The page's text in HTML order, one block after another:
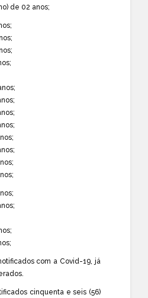
de 02 anos;
com a Covid-19, já
cinquenta e seis (56)